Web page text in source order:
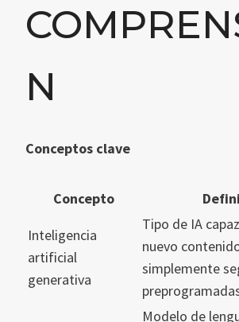
N
Conceptos clave
Concepto
Inteligencia
artificial
generativa
Tipo de IA
nuevo
simplemente
Modelo de